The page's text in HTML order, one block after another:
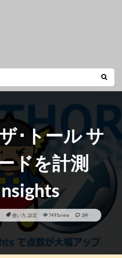
･トール サ
ドを計測
使い方, 設定 7491view 2件